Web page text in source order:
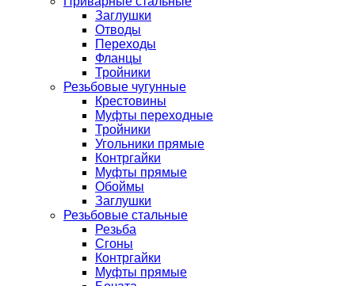
Заглушки
Отводы
Переходы
Фланцы
Тройники
Резьбовые чугунные
Крестовины
Муфты переходные
Тройники
Угольники прямые
Контргайки
Муфты прямые
Обоймы
Заглушки
Резьбовые стальные
Резьба
Сгоны
Контргайки
Муфты прямые